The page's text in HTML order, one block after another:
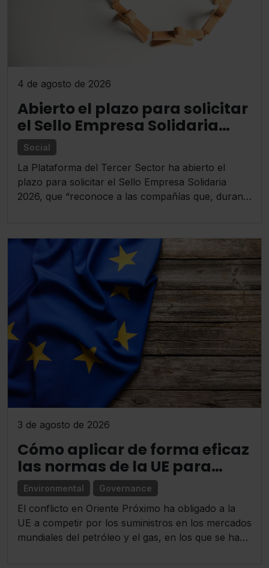
4 de agosto de 2026
Abierto el plazo para solicitar
el Sello Empresa Solidaria
2026
Social
La Plataforma del Tercer Sector ha abierto el
plazo para solicitar el Sello Empresa Solidaria
2026, que “reconoce a las compañías que, durante
sociales desarrollados por entidades del Tercer
Sector”.
3 de agosto de 2026
Cómo aplicar de forma eficaz
las normas de la UE para
reducir las emisiones de
metano
Environmental Governance
El conflicto en Oriente Próximo ha obligado a la
UE a competir por los suministros en los mercados
mundiales del petróleo y el gas, en los que se ha